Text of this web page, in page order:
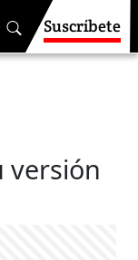
Suscríbete
versión